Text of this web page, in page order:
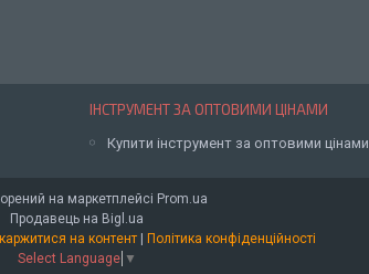
ІНСТРУМЕНТ ЗА ОПТОВИМИ ЦІНАМИ
Купити інструмент за оптовими цінами
на маркетплейсі Prom.ua
Продавець на Bigl.ua
на контент | Політика конфіденційності
Select Language ▼